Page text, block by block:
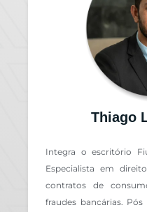
Thiago
Integra o escritório
Especialista em
contratos de
fraudes bancárias.